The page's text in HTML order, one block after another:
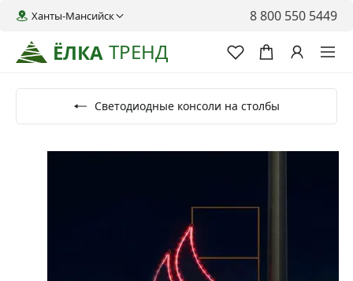
ЁЛКА ТРЕНД
Ханты-Мансийск 8 800 550 5449
Светодиодные консоли на столбы